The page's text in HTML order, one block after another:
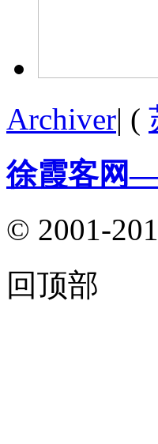
Archiver| (
徐霞客网
© 2001-
回顶部